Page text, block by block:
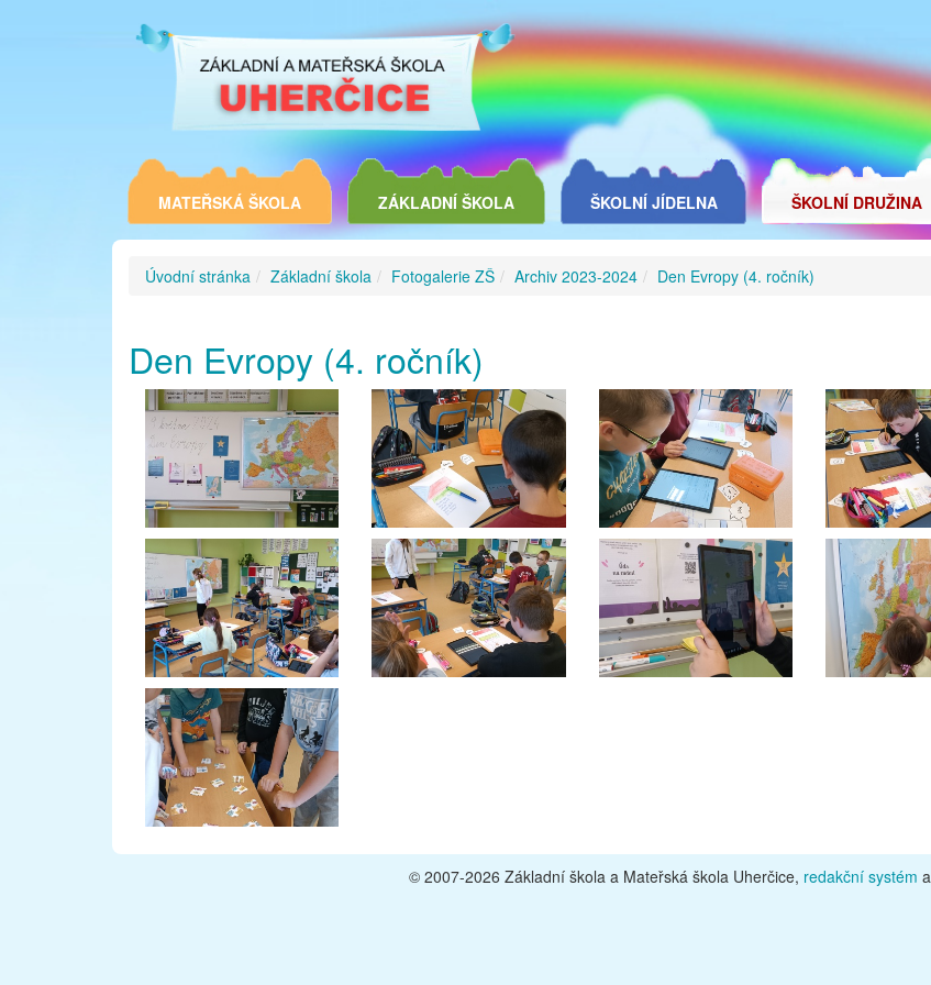
MATEŘSKÁ ŠKOLA ZÁKLADNÍ ŠKOLA ŠKOLNÍ JÍDELNA ŠKOLNÍ DRUŽINA
Úvodní stránka Základní škola Fotogalerie ZŠ Archiv 2023-2024 Den Evropy (4. ročník)
Den Evropy (4. ročník)
© 2007-2026 Základní škola a Mateřská škola Uherčice, redakční systém a